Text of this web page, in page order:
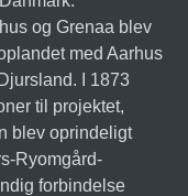
og Grenaa blev
med Aarhus
I 1873
til projektet,
blev oprindeligt
Ryomgård-
forbindelse